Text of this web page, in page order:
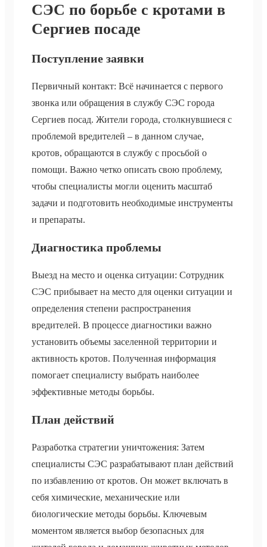
СЭС по борьбе с кротами в
Сергиев посаде
Поступление заявки
Первичный контакт: Всё начинается с первого
звонка или обращения в службу СЭС города
Сергиев посад. Жители города, столкнувшиеся с
проблемой вредителей – в данном случае,
кротов, обращаются в службу с просьбой о
помощи. Важно четко описать свою проблему,
чтобы специалисты могли оценить масштаб
задачи и подготовить необходимые инструменты
и препараты.
Диагностика проблемы
Выезд на место и оценка ситуации: Сотрудник
СЭС прибывает на место для оценки ситуации и
определения степени распространения
вредителей. В процессе диагностики важно
установить объемы заселенной территории и
активность кротов. Полученная информация
помогает специалисту выбрать наиболее
эффективные методы борьбы.
План действий
Разработка стратегии уничтожения: Затем
специалисты СЭС разрабатывают план действий
по избавлению от кротов. Он может включать в
себя химические, механические или
биологические методы борьбы. Ключевым
моментом является выбор безопасных для